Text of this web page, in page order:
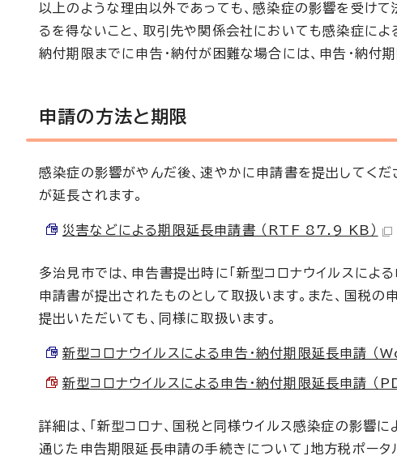
以上のような理由以外であっても、感染症の影響を受け
るを得ないこと、取引先や関係会社においても感染症によ
納付期限までに申告・納付が困難な場合には、申告・納付
申請の方法と期限
感染症の影響がやんだ後、速やかに申請書を提出してく
が延長されます。
災害などによる期限延長申請書 （RTF 87.9 KB）
多治見市では、申告書提出時に「新型コロナウイルスによ
申請書が提出されたものとして取扱います。また、国税の
提出いただいても、同様に取扱います。
新型コロナウイルスによる申告・納付期限延長申請
新型コロナウイルスによる申告・納付期限延長申請
詳細は、「新型コロナ、国税と同様ウイルス感染症の影
通じた申告期限延長申請の手続きについて」地方税ポータ